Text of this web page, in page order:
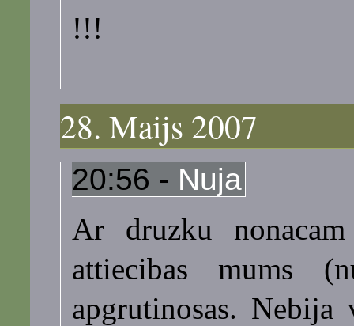
!!!
28. Maijs 2007
20:56 - Nuja
Ar druzku
attiecibas mums
apgrutinosas.